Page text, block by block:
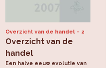
Overzicht van de handel 2
Overzicht van de
handel
Een halve eeuw evolutie van